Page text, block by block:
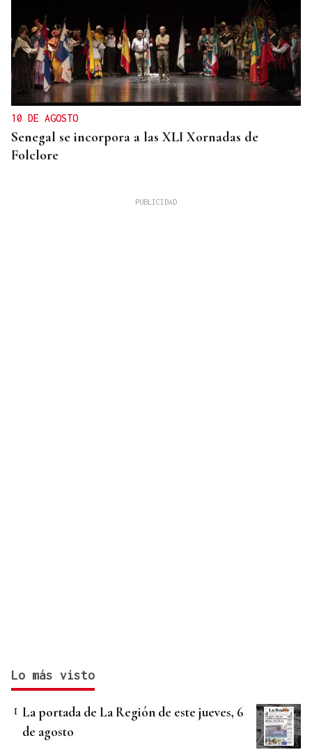
10 DE AGOSTO
Senegal se incorpora a las XLI Xornadas de
Folclore
Lo más visto
La portada de La Región de este jueves, 6
de agosto